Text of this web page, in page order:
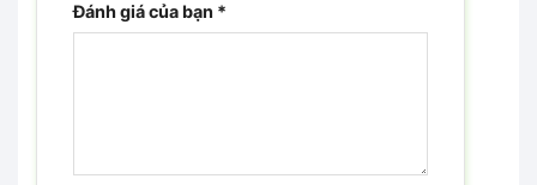
Đánh giá của bạn *